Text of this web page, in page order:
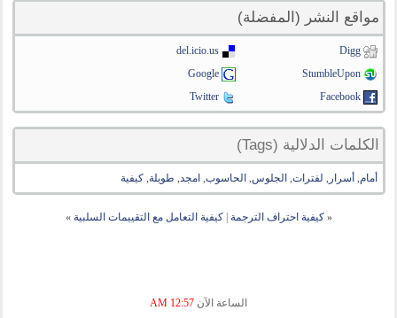
مواقع النشر (المفضلة)
Digg
del.icio.us
StumbleUpon
Google
Facebook
Twitter
الكلمات الدلالية (Tags)
أمام, أسرار , لفترات, الجلوس, الحاسوب, امجد, طويلة,كيفية
« كيفية احتراف الترجمة |كيفية التعامل مع التقييمات السلبية »
الساعة الآن 12:57 AM